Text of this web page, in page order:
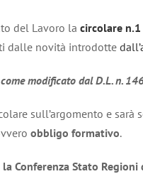
del Lavoro la circolare
dalle novità introdotte
modificato dal D.L. n.
sull’argomento e
obbligo formativo.
Conferenza Stato